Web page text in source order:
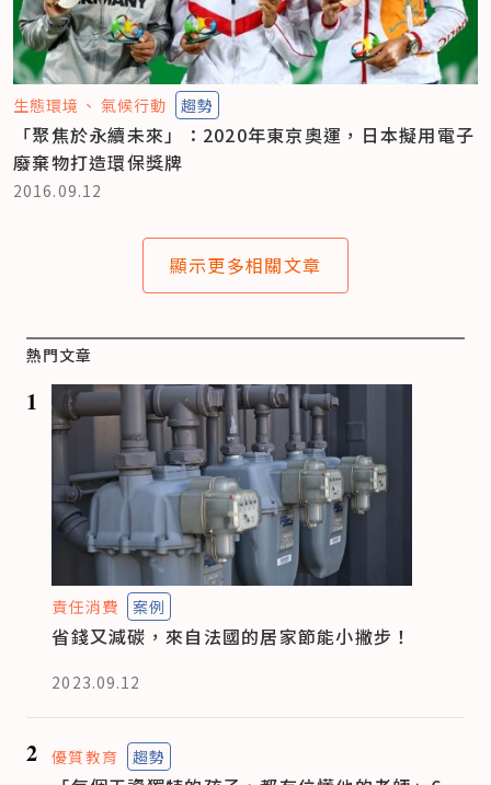
生態環境 氣候行動 趨勢
「聚焦於永續未來」：2020年東京奧運，日本擬用電子
廢棄物打造環保獎牌
2016.09.12
顯示更多相關文章
熱門文章
1
責任消費 案例
省錢又減碳，來自法國的居家節能小撇步！
2023.09.12
2 優質教育 趨勢